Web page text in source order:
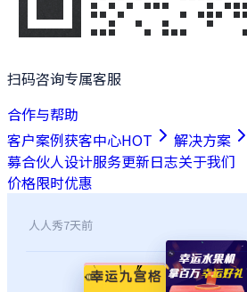
扫码咨询专属客服
合作与帮助
客户案例获客中心HOT 解决方案
募合伙人设计服务更新日志关于我们
价格限时优惠
人人秀7天前